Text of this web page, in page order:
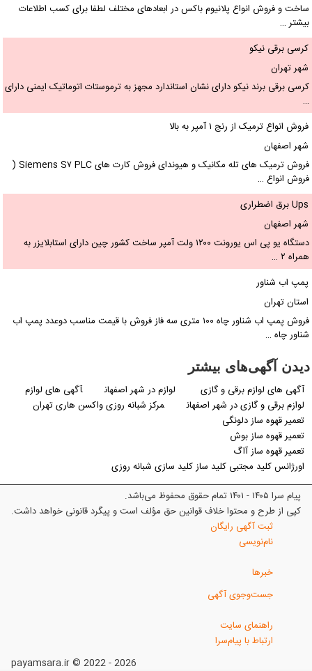
ساخت و فروش انواع پلانیوم باکس در ابعادهای مختلف لطفا برای کسب اطلاعات
بیشتر …
کرسی برقی نیکو
شهر تهران
کرسی برقی برند نیکو دارای نشان استاندارد مجهز به ترموستات اتوماتیک ایمنی دارای
…
فروش انواع ترمیک از رنج ۱ آمپر به بالا
شهر اصفهان
فروش ترمیک های تله مکانیک و هیوندای فروش کارت های Siemens S۷ PLC (
فروش انواع …
Ups برق اضطراری
شهر اصفهان
دستگاه یو پی اس یورونت ۱۲۰۰ ولت آمپر ساخت کشور چین دارای استابلایزر به
همراه ۲ …
پمپ اب شناور
استان تهران
فروش پمپ اب شناور چاه ۱۰۰ متری سه فاز فروش با قیمت مناسب دوعدد پمپ اب
شناور چاه …
دیدن آگهی‌های بیشتر
آگهی های لوازم برقی و گازی
لوازم در شهر اصفهان
آگهی های لوازم
لوازم برقی و گازی در شهر اصفهان
مرکز شبانه روزی واکسن هاری تهران
تعمیر قهوه ساز دلونگی
تعمیر قهوه ساز بوش
تعمیر قهوه ساز آاگ
اورژانس کلید مجتبی کلید ساز کلید سازی شبانه روزی
پیام سرا ۱۴۰۵ - ۱۴۰۱ تمام حقوق محفوظ می‌باشد.
کپی از طرح و محتوا خلاف قوانین حق مؤلف است و پیگرد قانونی خواهد داشت.
ثبت آگهی رایگان
نام‌نویسی
خبرها
جست‌وجوی آگهی
راهنمای سایت
ارتباط با پیام‌سرا
payamsara.ir © 2022 - 2026